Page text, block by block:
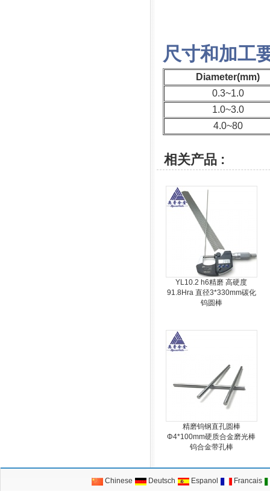
尺寸和加工
Diameter(mm)
0.3~1.0
1.0~3.0
4.0~80
相关产品 :
YL10.2 h6精磨 高硬度
91.8Hra 直径3*330mm碳化
钨圆棒
精磨钨钢直孔圆棒
Φ4*100mm硬质合金磨光棒
钨合金带孔棒
Chinese Deutsch Espanol Francais